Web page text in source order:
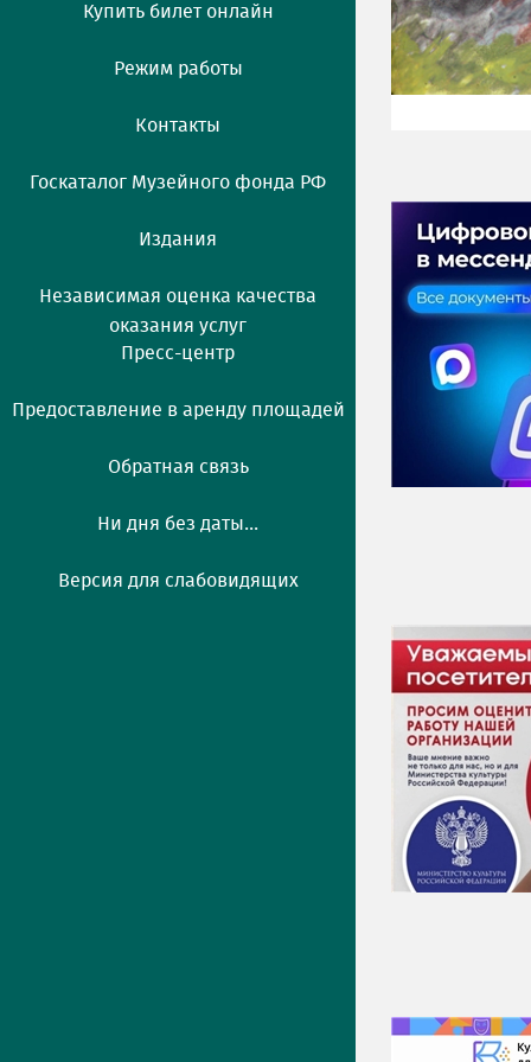
Купить билет онлайн
Режим работы
Контакты
Госкаталог Музейного фонда РФ
Издания
Независимая оценка качества
оказания услуг
Пресс-центр
Предоставление в аренду площадей
Обратная связь
Ни дня без даты...
Версия для слабовидящих